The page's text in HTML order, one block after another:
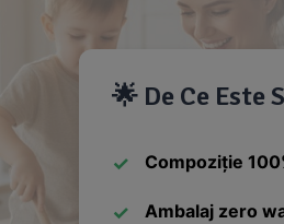
🌟 De Ce Este
Compoziție
Ambalaj zero